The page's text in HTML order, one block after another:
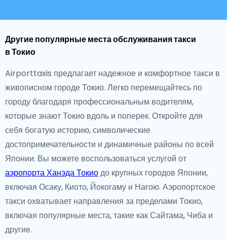
Другие популярные места обслуживания такси
в Токио
Airporttaxis предлагает надежное и комфортное такси в
живописном городе Токио. Легко перемещайтесь по
городу благодаря профессиональным водителям,
которые знают Токио вдоль и поперек. Откройте для
себя богатую историю, символические
достопримечательности и динамичные районы по всей
Японии. Вы можете воспользоваться услугой от
аэропорта Ханэда Токиодо крупных городов Японии,
включая Осаку, Киото, Йокогаму и Нагою. Аэропортское
такси охватывает направления за пределами Токио,
включая популярные места, такие как Сайтама, Чиба и
другие.